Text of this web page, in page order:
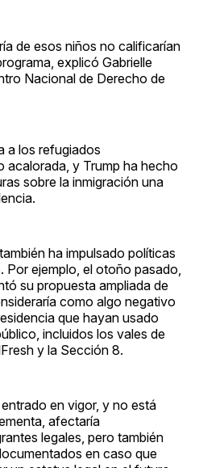
de esos niños no calificarían
explicó Gabrielle
Nacional de Derecho de
a los refugiados
acalorada, y Trump ha hecho
sobre la inmigración una
ha impulsado políticas
Por ejemplo, el otoño pasado,
su propuesta ampliada de
como algo negativo
que hayan usado
incluidos los vales de
y la Sección 8.
en vigor, y no está
afectaría
legales, pero también
en caso que